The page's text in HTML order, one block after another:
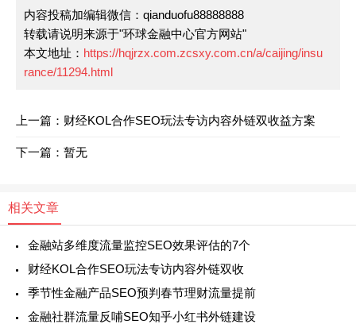
内容投稿加编辑微信：qianduofu88888888
转载请说明来源于"环球金融中心官方网站"
本文地址： https://hqjrzx.com.zcsxy.com.cn/a/caijing/insu
rance/11294.html
上一篇：财经KOL合作SEO玩法专访内容外链双收益方案
下一篇：暂无
相关文章
金融站多维度流量监控SEO效果评估的7个
财经KOL合作SEO玩法专访内容外链双收
季节性金融产品SEO预判春节理财流量提前
金融社群流量反哺SEO知乎小红书外链建设